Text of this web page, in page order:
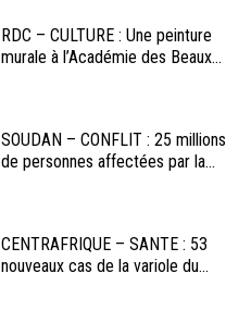
RDC – CULTURE : Une peinture
murale à l’Académie des Beaux...
SOUDAN – CONFLIT : 25 millions
de personnes affectées par la...
CENTRAFRIQUE – SANTE : 53
nouveaux cas de la variole du...